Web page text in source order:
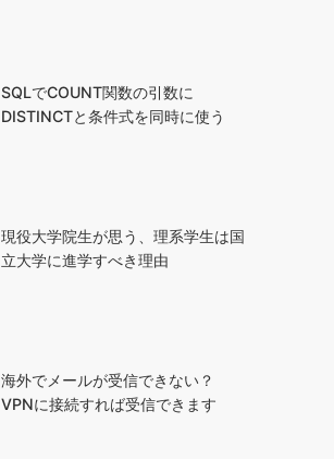
SQLでCOUNT関数の引数に
DISTINCTと条件式を同時に使う
現役大学院生が思う、理系学生は国
立大学に進学すべき理由
海外でメールが受信できない？
VPNに接続すれば受信できます